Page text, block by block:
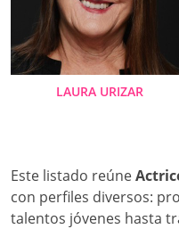
LAURA URIZAR
Este listado reúne
con perfiles diversos:
talentos jóvenes hasta